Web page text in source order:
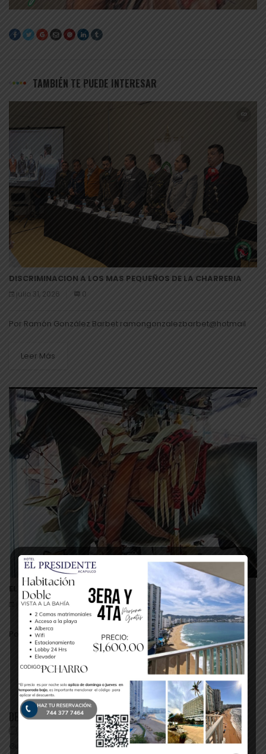
TAMBIÉN TE PUEDE INTERESAR
DISCRIMINACION A LOS MAS PEQUEÑOS DE LA CHARRERIA
julio 31, 2026 0
Por Ramón González Barbet ramongonzalezbarbet@hotmail
Leer Más
EL CABALLO MEXICANO EN LA CHARRERIA
julio 30, 2026 0
Por Redacción Ciudad de México
Leer Más
DEJA UNA RESPUESTA
Guarda mi nombre, correo electrónico y web en este